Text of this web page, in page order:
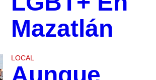
Mazatlán
LOCAL